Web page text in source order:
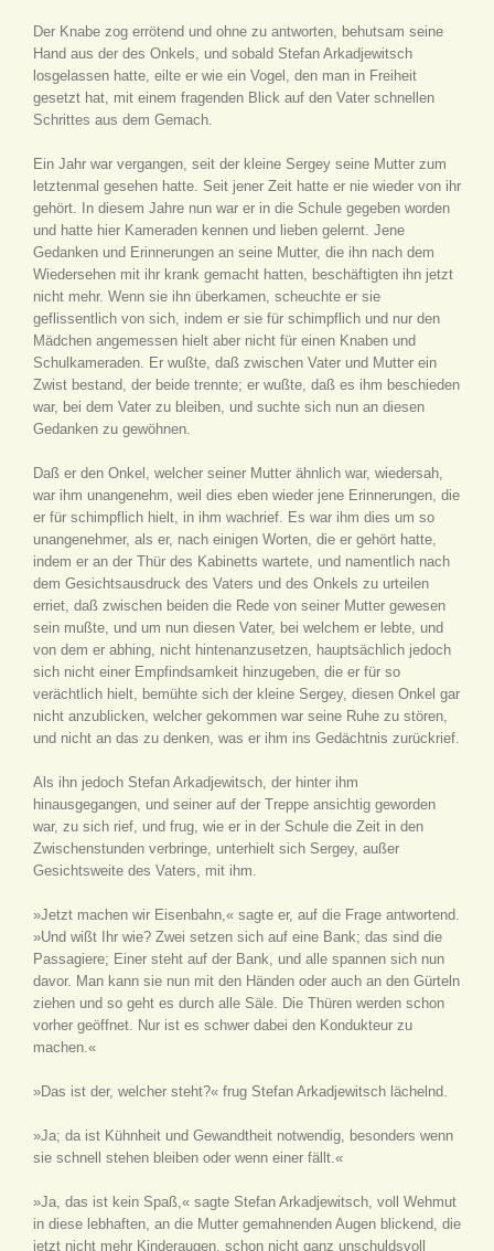
Der Knabe zog errötend und ohne zu antworten, behutsam seine
Hand aus der des Onkels, und sobald Stefan Arkadjewitsch
losgelassen hatte, eilte er wie ein Vogel, den man in Freiheit
gesetzt hat, mit einem fragenden Blick auf den Vater schnellen
Schrittes aus dem Gemach.
Ein Jahr war vergangen, seit der kleine Sergey seine Mutter zum
letztenmal gesehen hatte. Seit jener Zeit hatte er nie wieder von ihr
gehört. In diesem Jahre nun war er in die Schule gegeben worden
und hatte hier Kameraden kennen und lieben gelernt. Jene
Gedanken und Erinnerungen an seine Mutter, die ihn nach dem
Wiedersehen mit ihr krank gemacht hatten, beschäftigten ihn jetzt
nicht mehr. Wenn sie ihn überkamen, scheuchte er sie
geflissentlich von sich, indem er sie für schimpflich und nur den
Mädchen angemessen hielt aber nicht für einen Knaben und
Schulkameraden. Er wußte, daß zwischen Vater und Mutter ein
Zwist bestand, der beide trennte; er wußte, daß es ihm beschieden
war, bei dem Vater zu bleiben, und suchte sich nun an diesen
Gedanken zu gewöhnen.
Daß er den Onkel, welcher seiner Mutter ähnlich war, wiedersah,
war ihm unangenehm, weil dies eben wieder jene Erinnerungen, die
er für schimpflich hielt, in ihm wachrief. Es war ihm dies um so
unangenehmer, als er, nach einigen Worten, die er gehört hatte,
indem er an der Thür des Kabinetts wartete, und namentlich nach
dem Gesichtsausdruck des Vaters und des Onkels zu urteilen
erriet, daß zwischen beiden die Rede von seiner Mutter gewesen
sein mußte, und um nun diesen Vater, bei welchem er lebte, und
von dem er abhing, nicht hintenanzusetzen, hauptsächlich jedoch
sich nicht einer Empfindsamkeit hinzugeben, die er für so
verächtlich hielt, bemühte sich der kleine Sergey, diesen Onkel gar
nicht anzublicken, welcher gekommen war seine Ruhe zu stören,
und nicht an das zu denken, was er ihm ins Gedächtnis zurückrief.
Als ihn jedoch Stefan Arkadjewitsch, der hinter ihm
hinausgegangen, und seiner auf der Treppe ansichtig geworden
war, zu sich rief, und frug, wie er in der Schule die Zeit in den
Zwischenstunden verbringe, unterhielt sich Sergey, außer
Gesichtsweite des Vaters, mit ihm.
»Jetzt machen wir Eisenbahn,« sagte er, auf die Frage antwortend.
»Und wißt Ihr wie? Zwei setzen sich auf eine Bank; das sind die
Passagiere; Einer steht auf der Bank, und alle spannen sich nun
davor. Man kann sie nun mit den Händen oder auch an den Gürteln
ziehen und so geht es durch alle Säle. Die Thüren werden schon
vorher geöffnet. Nur ist es schwer dabei den Kondukteur zu
machen.«
»Das ist der, welcher steht?« frug Stefan Arkadjewitsch lächelnd.
»Ja; da ist Kühnheit und Gewandtheit notwendig, besonders wenn
sie schnell stehen bleiben oder wenn einer fällt.«
»Ja, das ist kein Spaß,« sagte Stefan Arkadjewitsch, voll Wehmut
in diese lebhaften, an die Mutter gemahnenden Augen blickend, die
jetzt nicht mehr Kinderaugen, schon nicht ganz unschuldsvoll